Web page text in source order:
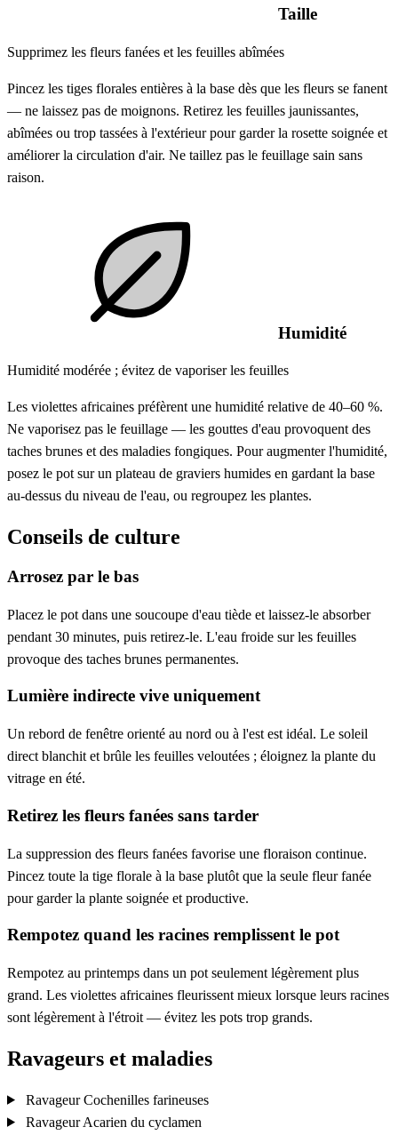
Taille
Supprimez les fleurs fanées et les feuilles abîmées
Pincez les tiges florales entières à la base dès que les fleurs se fanent
— ne laissez pas de moignons. Retirez les feuilles jaunissantes,
abîmées ou trop tassées à l'extérieur pour garder la rosette soignée et
améliorer la circulation d'air. Ne taillez pas le feuillage sain sans
raison.
Humidité
Humidité modérée ; évitez de vaporiser les feuilles
Les violettes africaines préfèrent une humidité relative de 40–60 %.
Ne vaporisez pas le feuillage — les gouttes d'eau provoquent des
taches brunes et des maladies fongiques. Pour augmenter l'humidité,
posez le pot sur un plateau de graviers humides en gardant la base
au-dessus du niveau de l'eau, ou regroupez les plantes.
Conseils de culture
Arrosez par le bas
Placez le pot dans une soucoupe d'eau tiède et laissez-le absorber
pendant 30 minutes, puis retirez-le. L'eau froide sur les feuilles
provoque des taches brunes permanentes.
Lumière indirecte vive uniquement
Un rebord de fenêtre orienté au nord ou à l'est est idéal. Le soleil
direct blanchit et brûle les feuilles veloutées ; éloignez la plante du
vitrage en été.
Retirez les fleurs fanées sans tarder
La suppression des fleurs fanées favorise une floraison continue.
Pincez toute la tige florale à la base plutôt que la seule fleur fanée
pour garder la plante soignée et productive.
Rempotez quand les racines remplissent le pot
Rempotez au printemps dans un pot seulement légèrement plus
grand. Les violettes africaines fleurissent mieux lorsque leurs racines
sont légèrement à l'étroit — évitez les pots trop grands.
Ravageurs et maladies
RavageurCochenilles farineuses
RavageurAcarien du cyclamen